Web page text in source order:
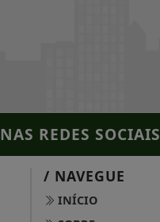
NAS REDES SOCIAIS
/ NAVEGUE
INÍCIO